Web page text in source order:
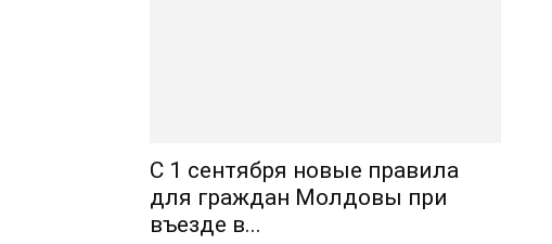
С 1 сентября новые правила
для граждан Молдовы при
въезде в...